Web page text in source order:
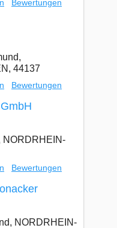
Bewertungen
44137
Bewertungen
NORDRHEIN-
Bewertungen
NORDRHEIN-